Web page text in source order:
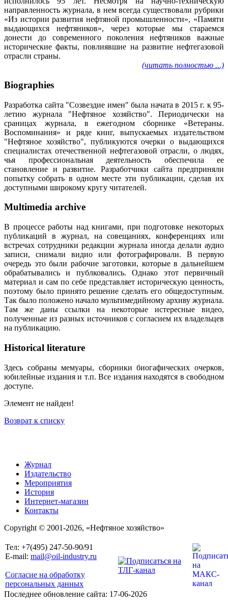
направленность журнала, в нем всегда существовали рубрики
«Из истории развития нефтяной промышленности», «Памяти
выдающихся нефтяников», через которые мы стараемся
донести до современного поколения нефтяников важные
исторические факты, повлиявшие на развитие нефтегазовой
отрасли страны.
(читать полностью ...)
Biographies
Разработка сайта "Созвездие имен" была начата в 2015 г. к 95-
летию журнала "Нефтяное хозяйство". Периодически на
сраницах журнала, в ежегодном сборнике «Ветераны.
Воспоминания» и ряде книг, выпускаемых издательством
"Нефтяное хозяйство", публикуются очерки о выдающихся
специалистах отечественной нефтегазовой отрасли, о людях,
чья профессиональная деятельность обеспечила ее
становление и развитие. Разработчики сайта предприняли
попытку собрать в одном месте эти публикации, сделав их
доступными широкому кругу читателей.
Multimedia archive
В процессе работы над книгами, при подготовке некоторых
публикаций в журнал, на совещаниях, конференциях или
встречах сотрудники редакции журнала иногда делали аудио
записи, снимали видио или фотографировали. В первую
очередь это были рабочие заготовки, которые в дальнейшем
обрабатывались и публковались. Однако этот первичный
материал и сам по себе представляет историческую ценность,
поэтому было принято решение сделать его общедоступным.
Так было положено начало мультимедийному архиву журнала.
Там же даны ссылки на некоторые истересные видео,
полученные из разных источников с согласием их владельцев
на публикацию.
Historical literature
Здесь собраны мемуары, сборники биогафических очерков,
юбилейные издания и т.п. Все издания находятся в свободном
доступе.
Элемент не найден!
Возврат к списку
Журнал
Издательство
Мероприятия
История
Интернет-магазин
Контакты
Copyright © 2001-2026, «Нефтяное хозяйство»
Тел: +7(495) 247-50-90/91
E-mail: mail@oil-industry.ru
Согласие на обработку
персональных данных
Последнее обновление сайта: 17-06-2026